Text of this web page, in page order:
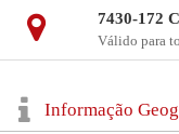
7430-172
Válido para
Informação